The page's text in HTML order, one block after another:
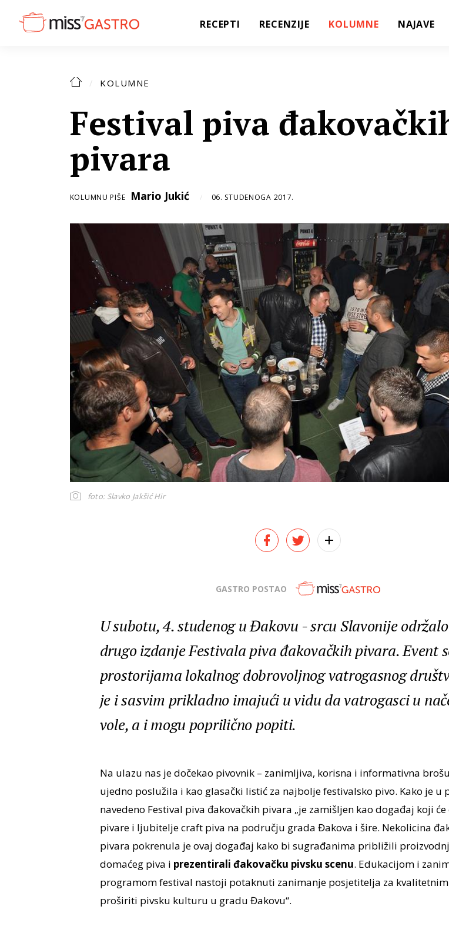
RECEPTI RECENZIJE KOLUMNE NAJAVE
KOLUMNE
Festival piva
pivara
KOLUMNU PIŠE Mario Jukić 06. STUDENOGA 2017.
foto: Slavko Jakšić Hir
GASTRO POSTAO
U subotu, 4. studenog u Đakovu - srcu Slavonije
drugo izdanje Festivala piva đakovačkih pivara. Event
prostorijama lokalnog dobrovoljnog vatrogasnog
je i sasvim prikladno imajući u vidu da vatrogasci u
vole, a i mogu poprilično popiti.
Na ulazu nas je dočekao pivovnik – zanimljiva, korisna i informativna
ujedno poslužila i kao glasački listić za najbolje festivalsko pivo. Kako je u
navedeno Festival piva đakovačkih pivara „je zamišljen kao događaj koji
pivare i ljubitelje craft piva na području grada Đakova i šire. Nekolicina
pivara pokrenula je ovaj događaj kako bi sugrađanima približili
domaćeg piva i prezentirali đakovačku pivsku scenu. Edukacijom i
programom festival nastoji potaknuti zanimanje posjetitelja za
proširiti pivsku kulturu u gradu Đakovu“.